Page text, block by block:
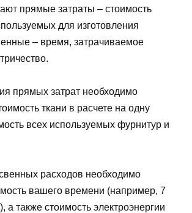
прямые затраты – стоимость
для изготовления
– время, затрачиваемое
прямых затрат необходимо
ткани в расчете на одну
всех используемых фурнитур и
расходов необходимо
вашего времени (например, 7
а также стоимость электроэнергии